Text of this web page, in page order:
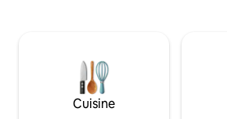
supplémentaires. Situé dans la
campagne touristique à 10 km au nord
d'Utrecht et à 25 km au sud
d'Amsterdam; idéal pour les voyages en
Cuisine